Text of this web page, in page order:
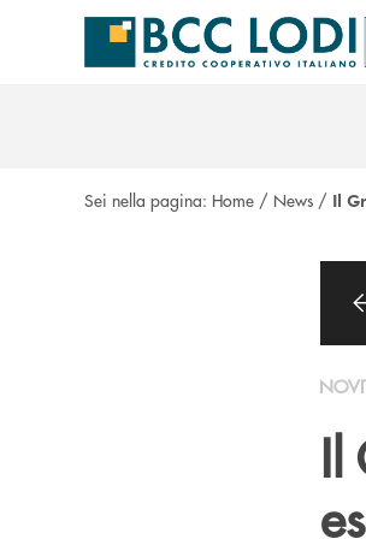
Salta al contenuto principale
Sei nella pagina: Home / News / Il
Il